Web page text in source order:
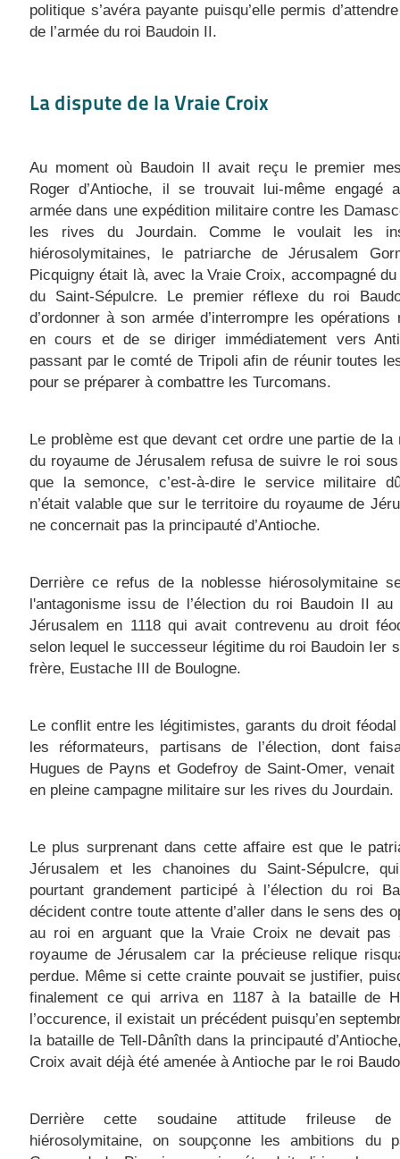
politique s’avéra payante puisqu’elle permis
de l’armée du roi Baudoin II.
La dispute de la Vraie Croix
Au moment où Baudoin II avait reçu le premier
Roger d’Antioche, il se trouvait lui-même engagé
armée dans une expédition militaire contre les
les rives du Jourdain. Comme le voulait les
hiérosolymitaines, le patriarche de Jérusalem
Picquigny était là, avec la Vraie Croix, accompagné
du Saint-Sépulcre. Le premier réflexe du roi
d’ordonner à son armée d’interrompre les opérations
en cours et de se diriger immédiatement vers
passant par le comté de Tripoli afin de réunir toutes
pour se préparer à combattre les Turcomans.
Le problème est que devant cet ordre une partie de la
du royaume de Jérusalem refusa de suivre le roi
que la semonce, c’est-à-dire le service militaire
n’était valable que sur le territoire du royaume de
ne concernait pas la principauté d’Antioche.
Derrière ce refus de la noblesse hiérosolymitaine
l'antagonisme issu de l’élection du roi Baudoin II au
Jérusalem en 1118 qui avait contrevenu au droit
selon lequel le successeur légitime du roi Baudoin Ier
frère, Eustache III de Boulogne.
Le conflit entre les légitimistes, garants du droit
les réformateurs, partisans de l’élection, dont
Hugues de Payns et Godefroy de Saint-Omer, venait
en pleine campagne militaire sur les rives du Jourdain.
Le plus surprenant dans cette affaire est que le
Jérusalem et les chanoines du Saint-Sépulcre,
pourtant grandement participé à l’élection du roi
décident contre toute attente d’aller dans le sens des
au roi en arguant que la Vraie Croix ne devait pas
royaume de Jérusalem car la précieuse relique
perdue. Même si cette crainte pouvait se justifier,
finalement ce qui arriva en 1187 à la bataille de
l’occurence, il existait un précédent puisqu’en
la bataille de Tell-Dânîth dans la principauté
Croix avait déjà été amenée à Antioche par le roi
Derrière cette soudaine attitude frileuse de
hiérosolymitaine, on soupçonne les ambitions du